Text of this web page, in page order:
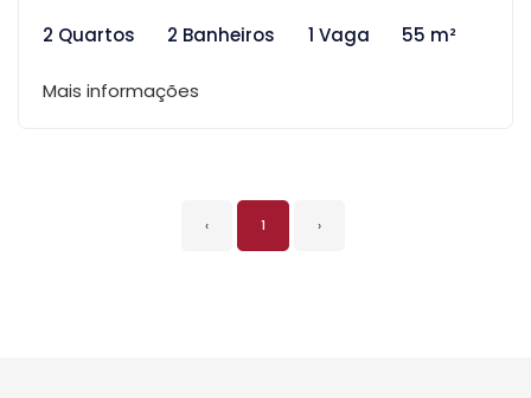
2 Quartos
2 Banheiros 1 Vaga 55 m²
Mais informações
‹ 1 ›